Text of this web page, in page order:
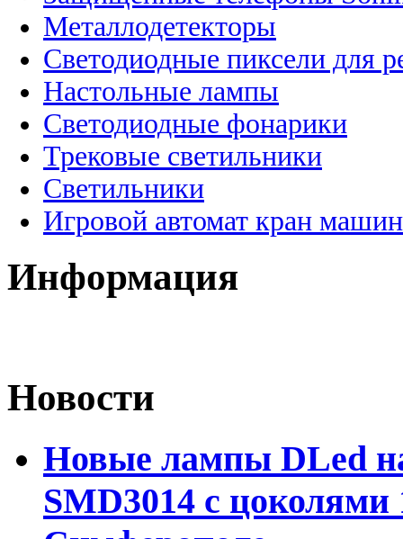
Металлодетекторы
Светодиодные пиксели для
Настольные лампы
Светодиодные фонарики
Трековые светильники
Светильники
Игровой автомат кран
Информация
Новости
Новые лампы DLed
SMD3014 с цоколями